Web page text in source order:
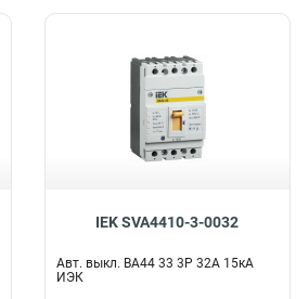
IEK SVA4410-3-0032
Авт. выкл. ВА44 33 3Р 32А 15кА
ИЭК